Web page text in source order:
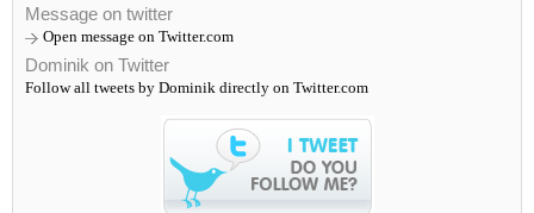
Message on twitter
Open message on Twitter.com
Dominik on Twitter
Follow all tweets by Dominik directly on Twitter.com